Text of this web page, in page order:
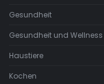
Gesundheit
Gesundheit und Wellness
Haustiere
Kochen